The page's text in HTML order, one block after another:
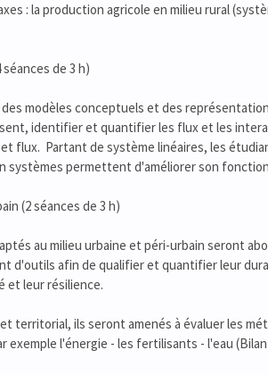
: la production agricole en milieu rural
de 3 h)
modèles conceptuels et des
identifier et quantifier les flux et les
flux. Partant de système linéaires, les
systèmes permettent d'améliorer son
(2 séances de 3 h)
au milieu urbaine et péri-urbain seront
d'outils afin de qualifier et quantifier leur
et leur résilience.
territorial, ils seront amenés à évaluer les
exemple l'énergie - les fertilisants - l'eau